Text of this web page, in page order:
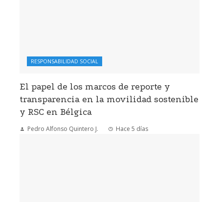
RESPONSABILIDAD SOCIAL
El papel de los marcos de reporte y
transparencia en la movilidad sostenible
y RSC en Bélgica
Pedro Alfonso Quintero J. Hace 5 días